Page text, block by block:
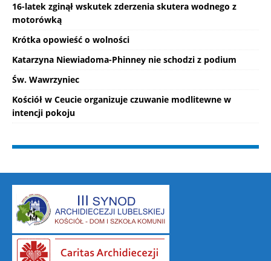
16-latek zginął wskutek zderzenia skutera wodnego z
motorówką
Krótka opowieść o wolności
Katarzyna Niewiadoma-Phinney nie schodzi z podium
Św. Wawrzyniec
Kościół w Ceucie organizuje czuwanie modlitewne w
intencji pokoju